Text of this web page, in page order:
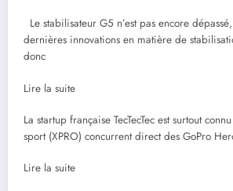
Le stabilisateur G5 n’est pas encore
dernières innovations en matière de
donc
Lire la suite
La startup française TecTecTec est surtout
sport (XPRO) concurrent direct des GoPro
Lire la suite